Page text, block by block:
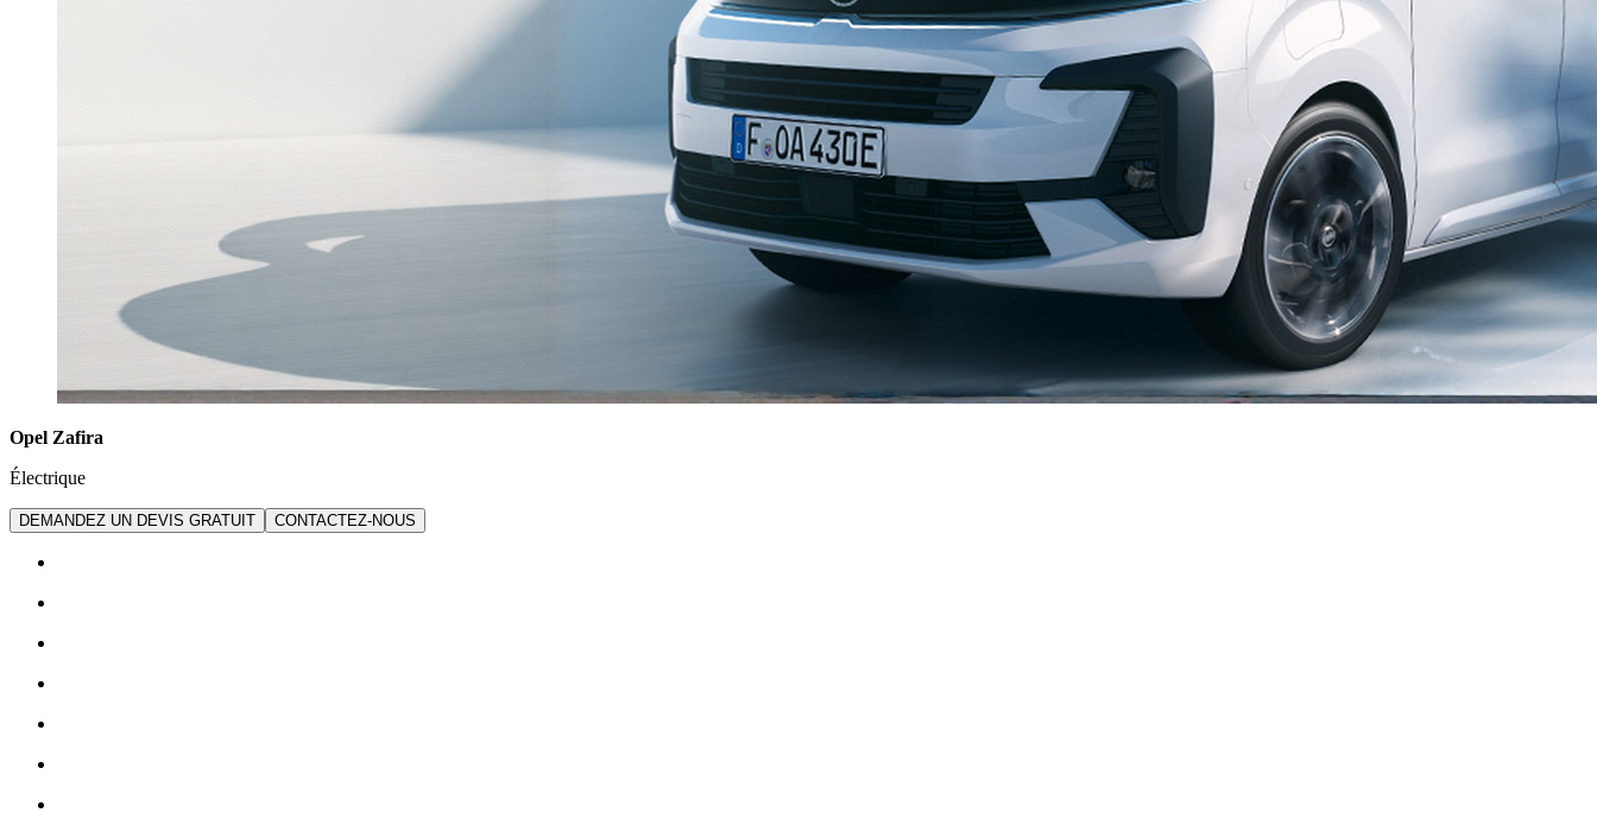
Opel Zafira
Électrique
DEMANDEZ UN DEVIS GRATUIT CONTACTEZ-NOUS